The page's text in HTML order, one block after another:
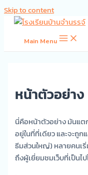
Skip to content
Main Menu
หน้าตัวอย่าง
นี่คือหน้าตัวอย่าง มันแต
อยู่ในที่ที่เดียว และจะถู
ธีมส่วนใหญ่) หลายคนเริ่
ถึงผู้เยี่ยมชมเว็บที่เป็น